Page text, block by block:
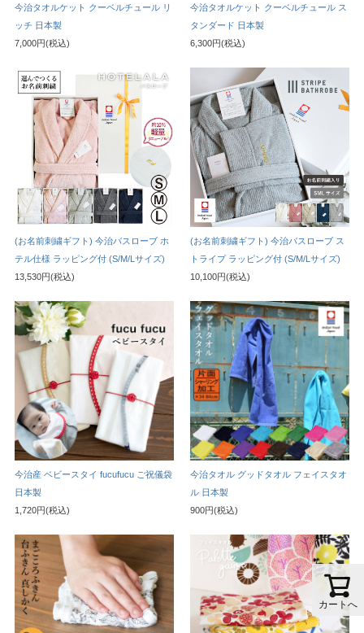
今治タオルケット クーベルチュール リ
ッチ 日本製
7,000円(税込)
今治タオルケット クーベルチュール ス
タンダード 日本製
6,300円(税込)
(お名前刺繍ギフト) 今治バスローブ ホ
テル仕様 ラッピング付 (S/M/Lサイズ)
13,530円(税込)
(お名前刺繍ギフト) 今治バスローブ ス
トライプ ラッピング付 (S/M/Lサイズ)
10,100円(税込)
今治産 ベビースタイ fucufucu ご祝儀袋
日本製
1,720円(税込)
今治タオル グッドタオル フェイスタオ
ル 日本製
900円(税込)
カートへ